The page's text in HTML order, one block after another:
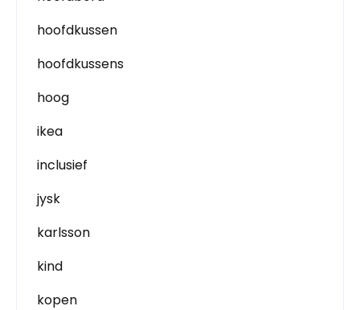
hoofdkussen
hoofdkussens
hoog
ikea
inclusief
jysk
karlsson
kind
kopen